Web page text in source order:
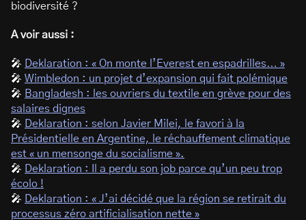
biodiversité ?
A voir aussi :
🎤
Deklaration : « On monte l’Everest en espadrilles… »
🎤 Wimbledon : un projet d’expansion qui fait polémique
🎤 Bangladesh : les ouvriers du textile en grève pour des
salaires dignes
🎤
Deklaration : selon Javier Milei, le favori à la
Présidentielle en Argentine, le réchauffement climatique
est « un mensonge du socialisme ».
🎤
Deklaration : Il a perdu son job parce qu’un peu trop
écolo !
🎤
Deklaration : « J’ai décidé que la région se retirait du
processus zéro artificialisation nette »